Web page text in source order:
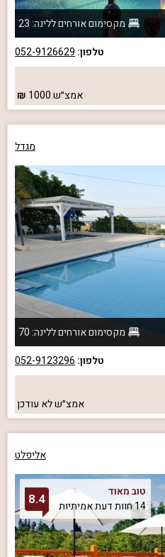
מקסימום אורחים ללינה: 23
טלפון: 052-9126629
אמצ״ש1000
מגדל
מקסימום אורחים ללינה: 70
טלפון: 052-9123296
אמצ״שלא עודכן
אליפלט
טוב מאוד
14 חוות דעת אמיתיות
8.4